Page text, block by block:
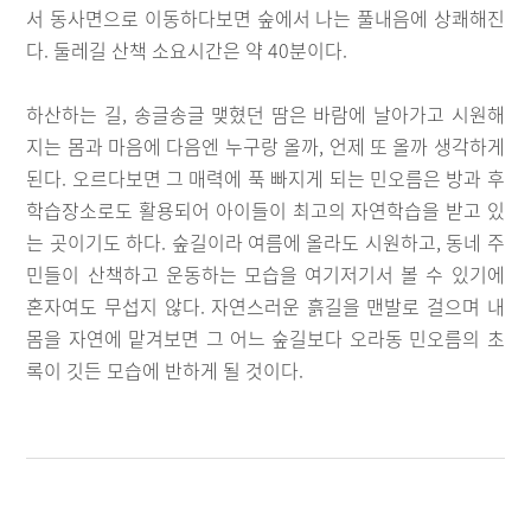
서 동사면으로 이동하다보면 숲에서 나는 풀내음에 상쾌해진
다. 둘레길 산책 소요시간은 약 40분이다.
하산하는 길, 송글송글 맺혔던 땀은 바람에 날아가고 시원해
지는 몸과 마음에 다음엔 누구랑 올까, 언제 또 올까 생각하게
된다. 오르다보면 그 매력에 푹 빠지게 되는 민오름은 방과 후
학습장소로도 활용되어 아이들이 최고의 자연학습을 받고 있
는 곳이기도 하다. 숲길이라 여름에 올라도 시원하고, 동네 주
민들이 산책하고 운동하는 모습을 여기저기서 볼 수 있기에
혼자여도 무섭지 않다. 자연스러운 흙길을 맨발로 걸으며 내
몸을 자연에 맡겨보면 그 어느 숲길보다 오라동 민오름의 초
록이 깃든 모습에 반하게 될 것이다.